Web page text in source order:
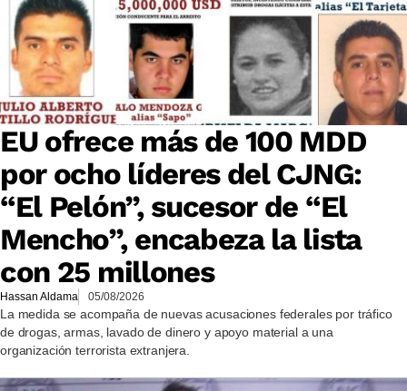
EU ofrece más de 100 MDD
por ocho líderes del CJNG:
“El Pelón”, sucesor de “El
Mencho”, encabeza la lista
con 25 millones
Hassan Aldama 05/08/2026
La medida se acompaña de nuevas acusaciones federales por tráfico
de drogas, armas, lavado de dinero y apoyo material a una
organización terrorista extranjera.